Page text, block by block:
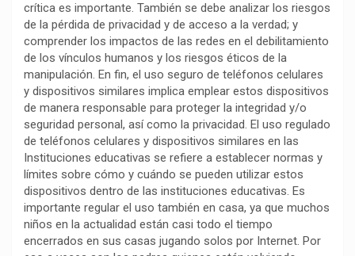
crítica es importante. También se debe analizar los riesgos
de la pérdida de privacidad y de acceso a la verdad; y
comprender los impactos de las redes en el debilitamiento
de los vínculos humanos y los riesgos éticos de la
manipulación. En fin, el uso seguro de teléfonos celulares
y dispositivos similares implica emplear estos dispositivos
de manera responsable para proteger la integridad y/o
seguridad personal, así como la privacidad. El uso regulado
de teléfonos celulares y dispositivos similares en las
Instituciones educativas se refiere a establecer normas y
límites sobre cómo y cuándo se pueden utilizar estos
dispositivos dentro de las instituciones educativas. Es
importante regular el uso también en casa, ya que muchos
niños en la actualidad están casi todo el tiempo
encerrados en sus casas jugando solos por Internet. Por